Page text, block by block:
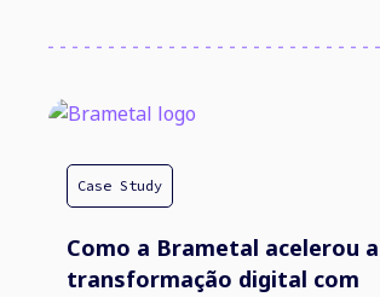
Case Study
Como a Brametal acelerou a
transformação digital com